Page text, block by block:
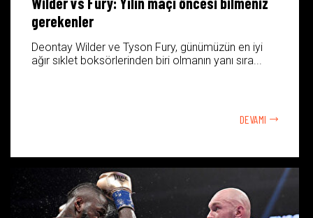
gerekenler
Deontay Wilder ve Tyson Fury, günümüzün en iyi
ağır sıklet boksörlerinden biri olmanın yanı sıra...
DEVAMI